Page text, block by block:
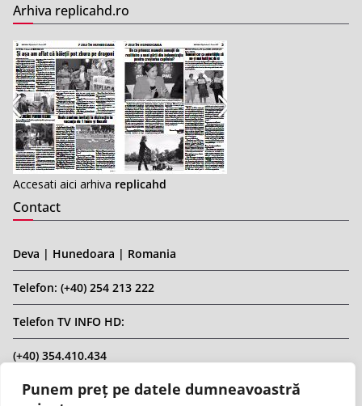
Punem preț pe datele dumneavoastră
Arhiva replicahd.ro
Accesati aici arhiva replicahd
Contact
Deva | Hunedoara | Romania
Telefon: (+40) 254 213 222
Telefon TV INFO HD:
(+40) 354.410.434